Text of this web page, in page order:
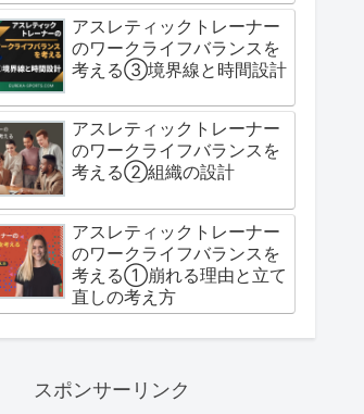
アスレティックトレーナー
のワークライフバランスを
考える③境界線と時間設計
アスレティックトレーナー
のワークライフバランスを
考える②組織の設計
アスレティックトレーナー
のワークライフバランスを
考える①崩れる理由と立て
直しの考え方
スポンサーリンク